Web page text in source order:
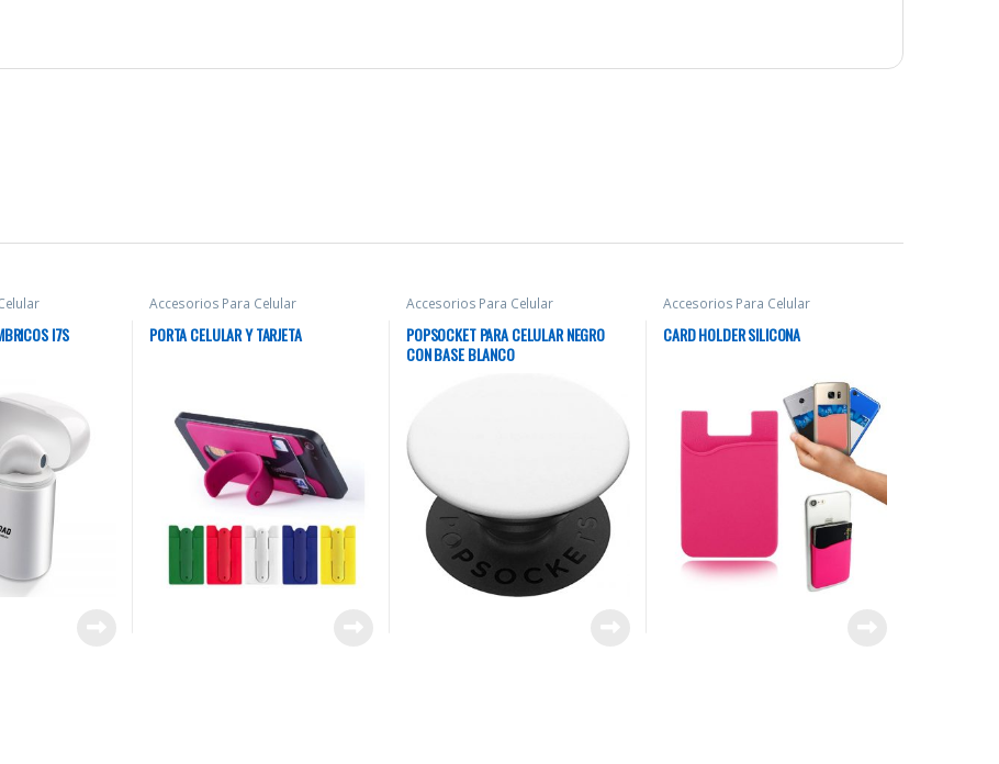
I7S
Accesorios Para Celular
PORTA CELULAR Y TARJETA
Accesorios Para Celular
POPSOCKET PARA CELULAR NEGRO
CON BASE BLANCO
Accesorios Para Celular
CARD HOLDER SILICONA